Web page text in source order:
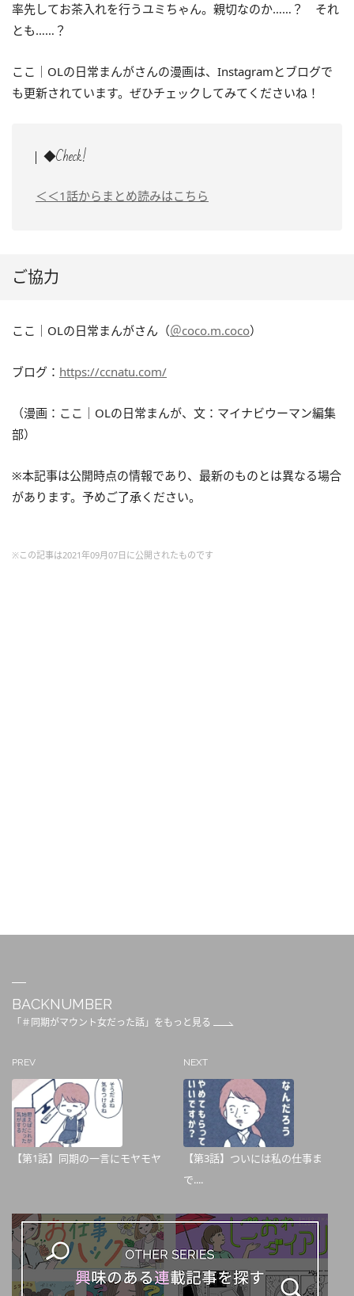
率先してお茶入れを行うユミちゃん。親切なのか……？ それ
とも……？
ここ｜OLの日常まんがさんの漫画は、Instagramとブログで
も更新されています。ぜひチェックしてみてくださいね！
◆Check!
＜＜1話からまとめ読みはこちら
ご協力
ここ｜OLの日常まんがさん（＠coco.m.coco）
ブログ： https://ccnatu.com/
（漫画：ここ｜OLの日常まんが、文：マイナビウーマン編集
部）
※本記事は公開時点の情報であり、最新のものとは異なる場合
があります。予めご了承ください。
※この記事は2021年09月07日に公開されたものです
BACKNUMBER
「＃同期がマウント女だった話」をもっと見る
PREV
【第1話】同期の一言にモヤモヤ
NEXT
【第3話】ついには私の仕事ま
で....